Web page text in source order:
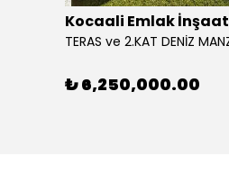
Kocaali Emlak İnşaat
₺ 6,250,000.00